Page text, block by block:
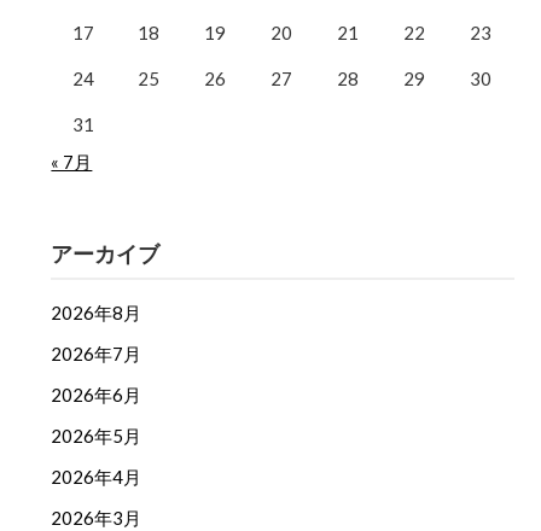
17 18 19 20 21 22 23
24 25 26 27 28 29 30
31
« 7月
アーカイブ
2026年8月
2026年7月
2026年6月
2026年5月
2026年4月
2026年3月